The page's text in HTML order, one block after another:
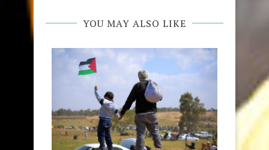
YOU MAY ALSO LIKE